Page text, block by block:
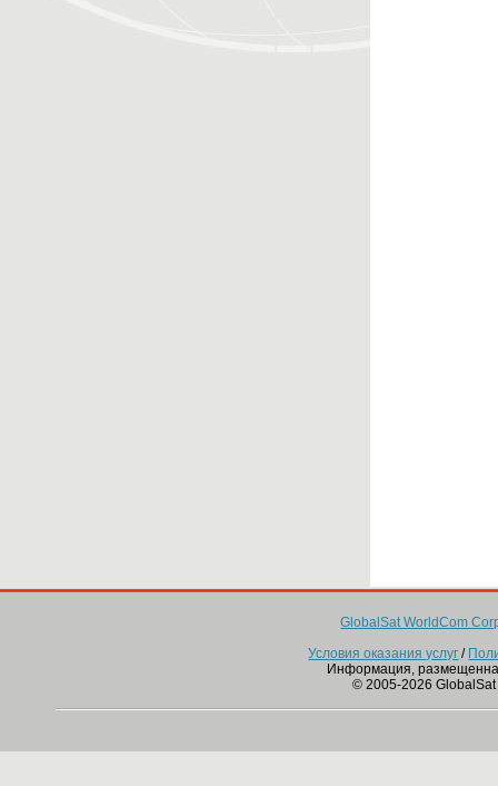
GlobalSat WorldCom
Условия оказания услуг /
Информация,
© 2005-2026